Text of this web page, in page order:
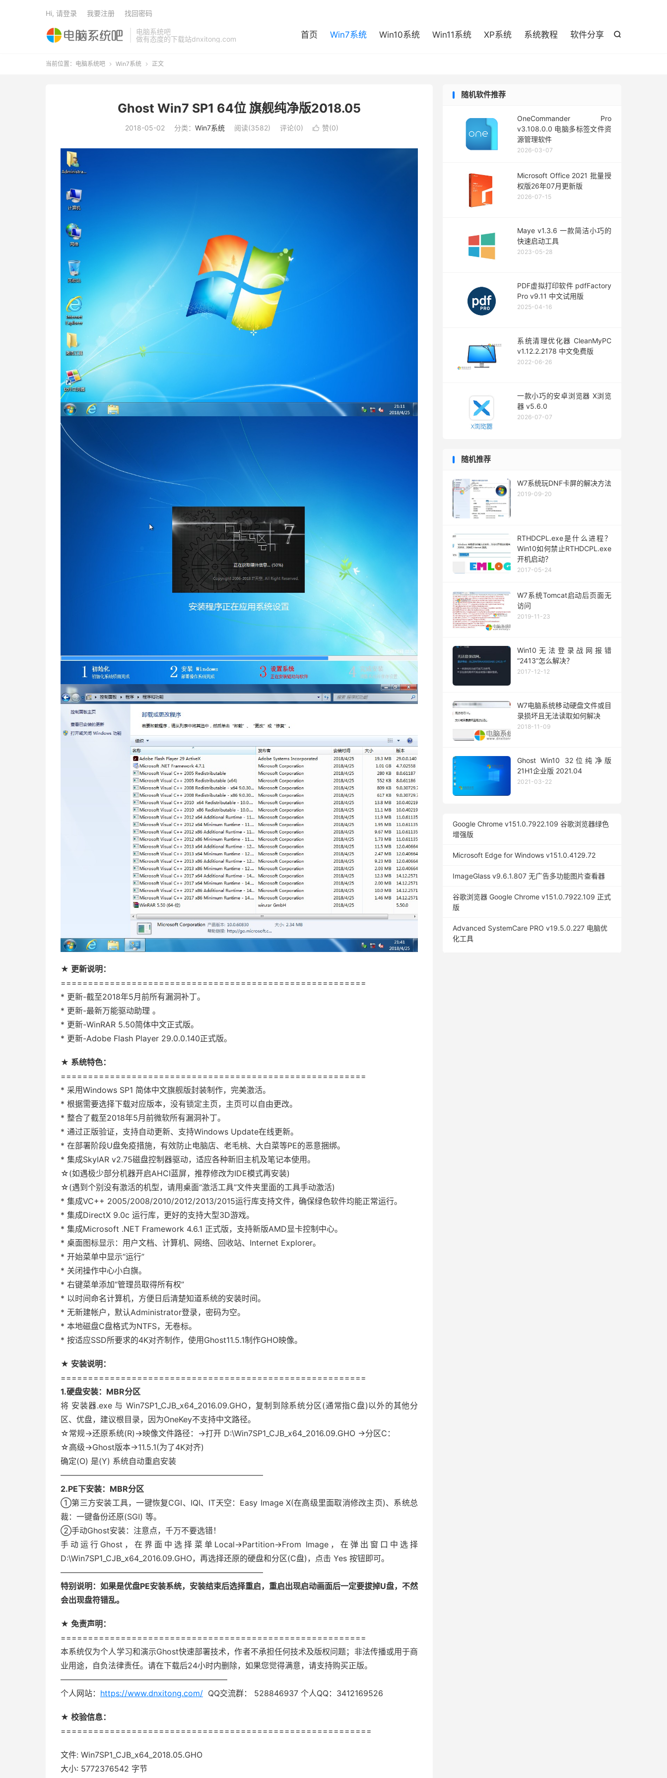
电脑系统吧
做有态度的下载站dnxitong.com

首页 Win7系统 Win10系统 Win11系统 XP系统 系统教程 软件分享
Hi, 请登录 我要注册 找回密码
当前位置： 电脑系统吧  Win7系统  正文
Ghost Win7 SP1 64位 旗舰纯净版2018.05
2018-05-02 分类： Win7系统 阅读(3582) 评论(0)  赞(0)
★ 更新说明：
========================================================
* 更新-截至2018年5月前所有漏洞补丁。
* 更新-最新万能驱动助理 。
* 更新-WinRAR 5.50简体中文正式版。
* 更新-Adobe Flash Player 29.0.0.140正式版。
★ 系统特色：
========================================================
* 采用Windows SP1 简体中文旗舰版封装制作，完美激活。
* 根据需要选择下载对应版本，没有锁定主页，主页可以自由更改。
* 整合了截至2018年5月前微软所有漏洞补丁。
* 通过正版验证，支持自动更新、支持Windows Update在线更新。
* 在部署阶段U盘免疫措施，有效防止电脑店、老毛桃、大白菜等PE的恶意捆绑。
* 集成SkyIAR v2.75磁盘控制器驱动，适应各种新旧主机及笔记本使用。
☆(如遇极少部分机器开启AHCI蓝屏，推荐修改为IDE模式再安装)
☆(遇到个别没有激活的机型，请用桌面“激活工具”文件夹里面的工具手动激活)
* 集成VC++ 2005/2008/2010/2012/2013/2015运行库支持文件，确保绿色软件均能正常运行。
* 集成DirectX 9.0c 运行库，更好的支持大型3D游戏。
* 集成Microsoft .NET Framework 4.6.1 正式版，支持新版AMD显卡控制中心。
* 桌面图标显示：用户文档、计算机、网络、回收站、Internet Explorer。
* 开始菜单中显示“运行”
* 关闭操作中心小白旗。
* 右键菜单添加“管理员取得所有权”
* 以时间命名计算机，方便日后清楚知道系统的安装时间。
* 无新建帐户，默认Administrator登录，密码为空。
* 本地磁盘C盘格式为NTFS，无卷标。
* 按适应SSD所要求的4K对齐制作，使用Ghost11.5.1制作GHO映像。
★ 安装说明：
========================================================
1.硬盘安装：MBR分区
将 安装器.exe 与 Win7SP1_CJB_x64_2016.09.GHO，复制到除系统分区(通常指C盘)以外的其他分
区、优盘，建议根目录，因为OneKey不支持中文路径。
☆常规→还原系统(R)→映像文件路径：→打开 D:\Win7SP1_CJB_x64_2016.09.GHO →分区C：
☆高级→Ghost版本→11.5.1(为了4K对齐)
确定(O) 是(Y) 系统自动重启安装
—————————————————————————–
2.PE下安装：MBR分区
①第三方安装工具，一键恢复CGI、IQI、IT天空：Easy Image X(在高级里面取消修改主页)、系统总
裁：一键备份还原(SGI) 等。
②手动Ghost安装：注意点，千万不要选错！
手动运行Ghost，在界面中选择菜单Local→Partition→From Image，在弹出窗口中选择
D:\Win7SP1_CJB_x64_2016.09.GHO，再选择还原的硬盘和分区(C盘)，点击 Yes 按钮即可。
—————————————————————————–
特别说明：如果是优盘PE安装系统，安装结束后选择重启，重启出现启动画面后一定要拔掉U盘，不然
会出现盘符错乱。
★ 免责声明：
========================================================
本系统仅为个人学习和演示Ghost快速部署技术，作者不承担任何技术及版权问题；非法传播或用于商
业用途，自负法律责任。请在下载后24小时内删除，如果您觉得满意，请支持购买正版。
—————————————————————
个人网站： https://www.dnxitong.com/ QQ交流群： 528846937 个人QQ：3412169526
★ 校验信息：
=========================================================
文件: Win7SP1_CJB_x64_2018.05.GHO
大小: 5772376542 字节
随机软件推荐
OneCommander Pro
v3.108.0.0 电脑多标签文件资
源管理软件
2026-03-07
Microsoft Office 2021 批量授
权版26年07月更新版
2026-07-15
Maye v1.3.6 一款简洁小巧的
快速启动工具
2023-05-28
PDF虚拟打印软件 pdfFactory
Pro v9.11 中文试用版
2025-04-16
系统清理优化器 CleanMyPC
v1.12.2.2178 中文免费版
2022-06-26
一款小巧的安卓浏览器 X浏览
器 v5.6.0
2026-07-07
随机推荐
W7系统玩DNF卡屏的解决方法
2019-09-20
RTHDCPL.exe是什么进程？
Win10如何禁止RTHDCPL.exe
开机启动？
2017-05-24
W7系统Tomcat启动后页面无
访问
2019-11-23
Win10无法登录战网报错
“2413”怎么解决？
2017-12-12
W7电脑系统移动硬盘文件或目
录损坏且无法读取如何解决
2018-11-09
Ghost Win10 32位纯净版
21H1企业版 2021.04
2021-03-22
Google Chrome v151.0.7922.109 谷歌浏览器绿色
增强版
Microsoft Edge for Windows v151.0.4129.72
ImageGlass v9.6.1.807 无广告多功能图片查看器
谷歌浏览器 Google Chrome v151.0.7922.109 正式
版
Advanced SystemCare PRO v19.5.0.227 电脑优
化工具